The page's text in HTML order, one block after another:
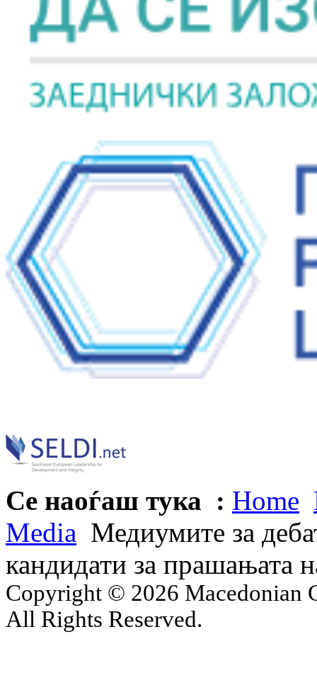
Се наоѓаш тука : Home
Media Медиумите за
кандидати за прашањата
Copyright © 2026 Macedonian
All Rights Reserved.